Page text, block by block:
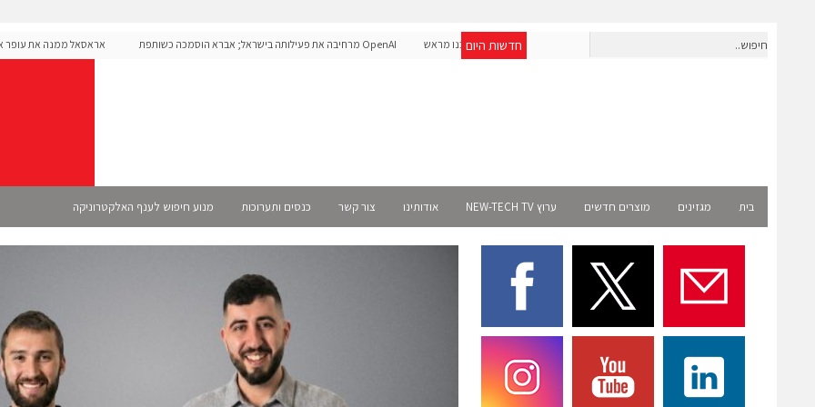
חדשות היום
חברת IAIG גייסה 6 מיליון דולר להקמת חברות תוכנה שנבנו מראש
OpenAI מרחיבה את פעילותה בישראל; אברא הוסמכה כשותפת
אראסאל ממנה את עופר
בית מגזינים מוצרים חדשים ערוץ NEW-TECH TV אודותינו צור קשר כנסים ותערוכות מנוע חיפוש לענף האלקטרוניקה